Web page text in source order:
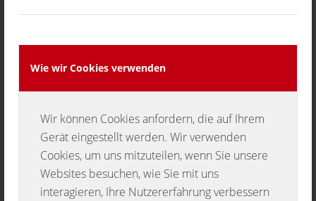
Wie wir Cookies verwenden
Wir können Cookies anfordern, die auf Ihrem
Gerät eingestellt werden. Wir verwenden
Cookies, um uns mitzuteilen, wenn Sie unsere
Websites besuchen, wie Sie mit uns
interagieren, Ihre Nutzererfahrung verbessern
und suchen einen netten, witzigen, vielleicht
Unser Probetag ist immer dienstags von 20:00
Uhr – 22:00 Uhr im Bürgersaal in
Oberschwandorf!